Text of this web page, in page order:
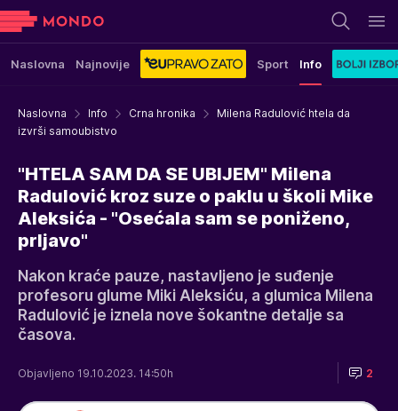
Naslovna Najnovije Sport Info
Naslovna Info Crna hronika
Milena Radulović htela da
izvrši samoubistvo
"HTELA SAM DA SE UBIJEM" Milena
Radulović kroz suze o paklu u školi Mike
Aleksića - "Osećala sam se poniženo,
prljavo"
Nakon kraće pauze, nastavljeno je suđenje
profesoru glume Miki Aleksiću, a glumica Milena
Radulović je iznela nove šokantne detalje sa
časova.
Objavljeno 19.10.2023. 14:50h 2